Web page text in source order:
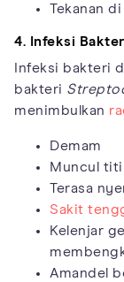
Tekanan
4. Infeksi
Infeksi bakteri
bakteri
menimbulkan
Demam
Muncul
Terasa
Sakit
Kelenjar
Amandel